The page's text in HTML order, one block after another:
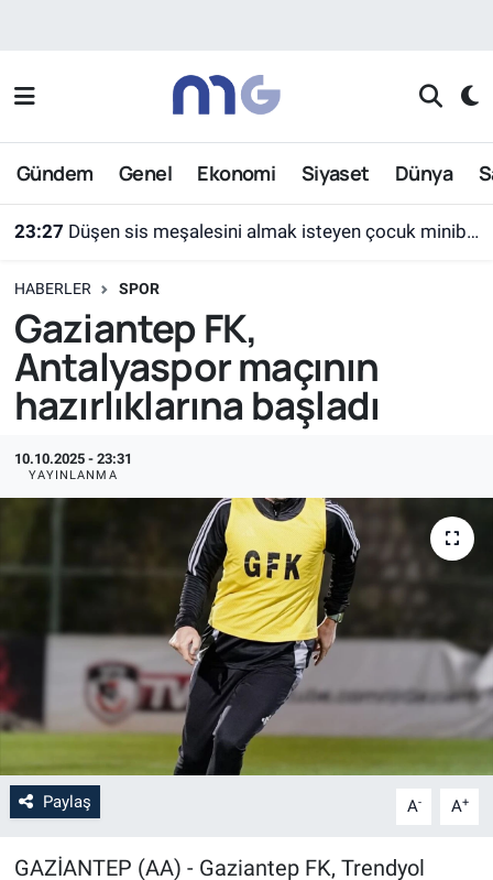
Gündem Genel Ekonomi Siyaset Dünya
23:27 Düşen sis meşalesini almak isteyen çocuk minibüsün altında kaldı
HABERLER SPOR
Gaziantep FK,
Antalyaspor maçının
hazırlıklarına başladı
10.10.2025 - 23:31
YAYINLANMA
Paylaş A- A+
GAZİANTEP (AA) - Gaziantep FK, Trendyol
Nöbetçi Eczaneler
Hava Durumu
Süper Lig Puan Durumu ve Fikstür
Tüm Manşetler
Son Dakika Haberleri
Haber Arşivi